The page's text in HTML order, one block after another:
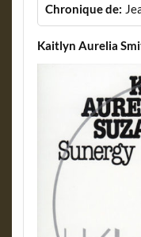
Chronique de:
Kaitlyn Aurelia